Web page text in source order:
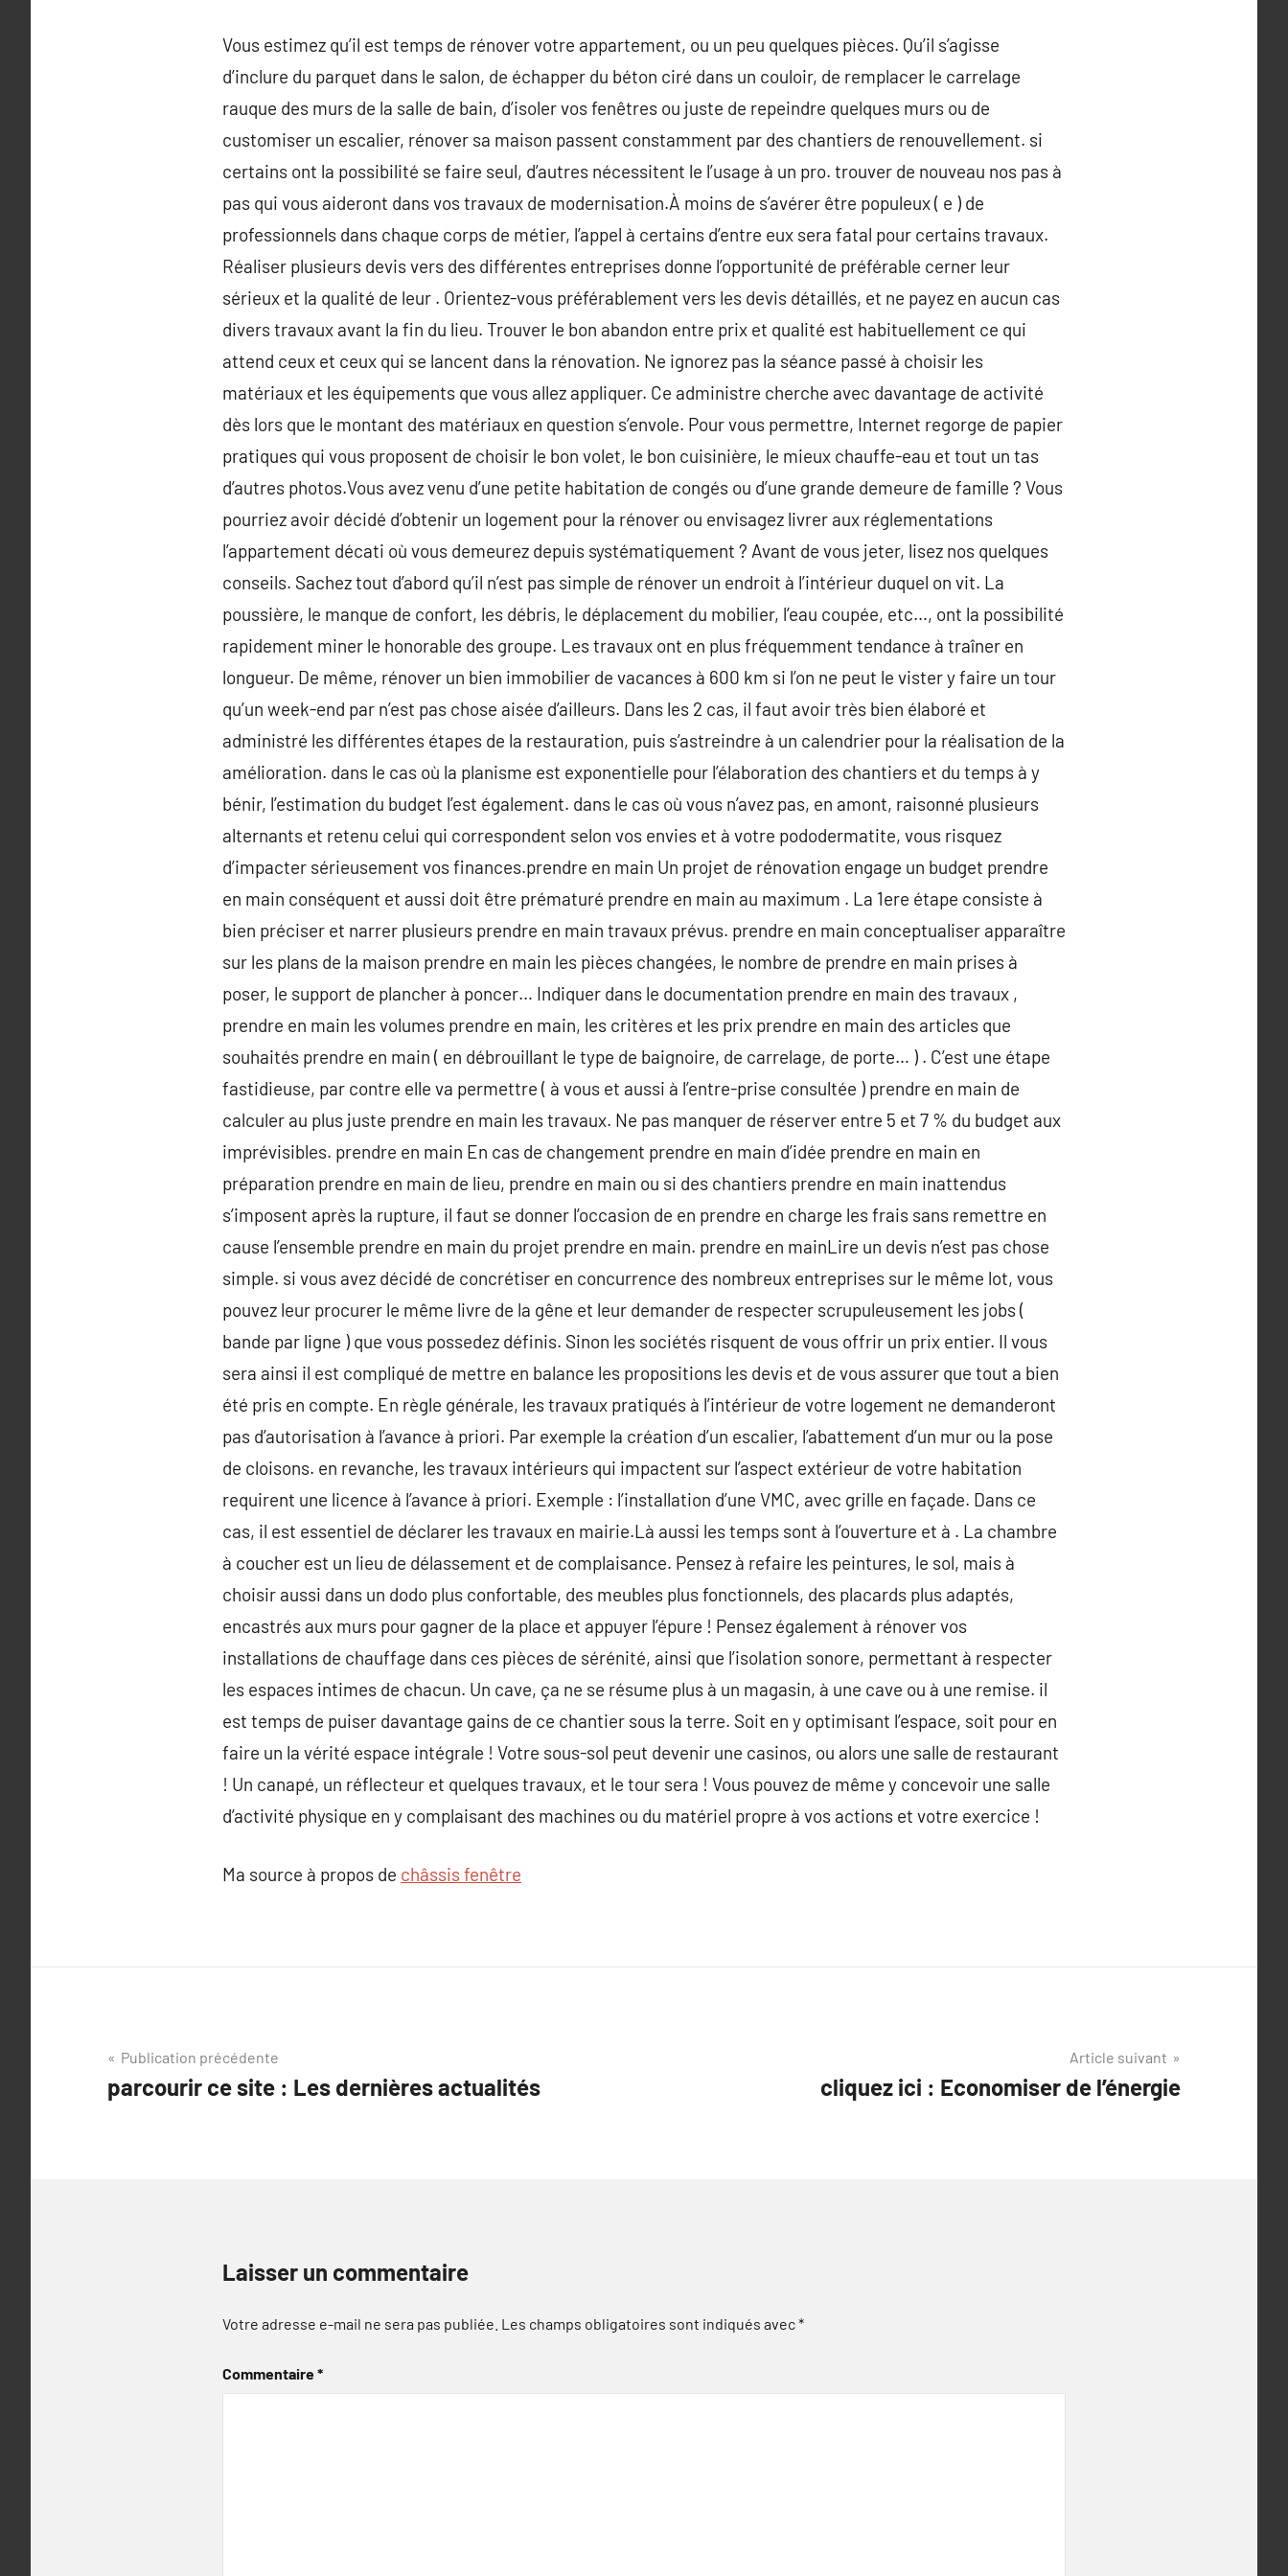
Vous estimez qu’il est temps de rénover votre appartement, ou un peu quelques pièces. Qu’il s’agisse
d’inclure du parquet dans le salon, de échapper du béton ciré dans un couloir, de remplacer le carrelage
rauque des murs de la salle de bain, d’isoler vos fenêtres ou juste de repeindre quelques murs ou de
customiser un escalier, rénover sa maison passent constamment par des chantiers de renouvellement. si
certains ont la possibilité se faire seul, d’autres nécessitent le l’usage à un pro. trouver de nouveau nos pas à
pas qui vous aideront dans vos travaux de modernisation.À moins de s’avérer être populeux ( e ) de
professionnels dans chaque corps de métier, l’appel à certains d’entre eux sera fatal pour certains travaux.
Réaliser plusieurs devis vers des différentes entreprises donne l’opportunité de préférable cerner leur
sérieux et la qualité de leur . Orientez-vous préférablement vers les devis détaillés, et ne payez en aucun cas
divers travaux avant la fin du lieu. Trouver le bon abandon entre prix et qualité est habituellement ce qui
attend ceux et ceux qui se lancent dans la rénovation. Ne ignorez pas la séance passé à choisir les
matériaux et les équipements que vous allez appliquer. Ce administre cherche avec davantage de activité
dès lors que le montant des matériaux en question s’envole. Pour vous permettre, Internet regorge de papier
pratiques qui vous proposent de choisir le bon volet, le bon cuisinière, le mieux chauffe-eau et tout un tas
d’autres photos.Vous avez venu d’une petite habitation de congés ou d’une grande demeure de famille ? Vous
pourriez avoir décidé d’obtenir un logement pour la rénover ou envisagez livrer aux réglementations
l’appartement décati où vous demeurez depuis systématiquement ? Avant de vous jeter, lisez nos quelques
conseils. Sachez tout d’abord qu’il n’est pas simple de rénover un endroit à l’intérieur duquel on vit. La
poussière, le manque de confort, les débris, le déplacement du mobilier, l’eau coupée, etc…, ont la possibilité
rapidement miner le honorable des groupe. Les travaux ont en plus fréquemment tendance à traîner en
longueur. De même, rénover un bien immobilier de vacances à 600 km si l’on ne peut le vister y faire un tour
qu’un week-end par n’est pas chose aisée d’ailleurs. Dans les 2 cas, il faut avoir très bien élaboré et
administré les différentes étapes de la restauration, puis s’astreindre à un calendrier pour la réalisation de la
amélioration. dans le cas où la planisme est exponentielle pour l’élaboration des chantiers et du temps à y
bénir, l’estimation du budget l’est également. dans le cas où vous n’avez pas, en amont, raisonné plusieurs
alternants et retenu celui qui correspondent selon vos envies et à votre pododermatite, vous risquez
d’impacter sérieusement vos finances.prendre en main Un projet de rénovation engage un budget prendre
en main conséquent et aussi doit être prématuré prendre en main au maximum . La 1ere étape consiste à
bien préciser et narrer plusieurs prendre en main travaux prévus. prendre en main conceptualiser apparaître
sur les plans de la maison prendre en main les pièces changées, le nombre de prendre en main prises à
poser, le support de plancher à poncer… Indiquer dans le documentation prendre en main des travaux ,
prendre en main les volumes prendre en main, les critères et les prix prendre en main des articles que
souhaités prendre en main ( en débrouillant le type de baignoire, de carrelage, de porte… ) . C’est une étape
fastidieuse, par contre elle va permettre ( à vous et aussi à l’entre-prise consultée ) prendre en main de
calculer au plus juste prendre en main les travaux. Ne pas manquer de réserver entre 5 et 7 % du budget aux
imprévisibles. prendre en main En cas de changement prendre en main d’idée prendre en main en
préparation prendre en main de lieu, prendre en main ou si des chantiers prendre en main inattendus
s’imposent après la rupture, il faut se donner l’occasion de en prendre en charge les frais sans remettre en
cause l’ensemble prendre en main du projet prendre en main. prendre en mainLire un devis n’est pas chose
simple. si vous avez décidé de concrétiser en concurrence des nombreux entreprises sur le même lot, vous
pouvez leur procurer le même livre de la gêne et leur demander de respecter scrupuleusement les jobs (
bande par ligne ) que vous possedez définis. Sinon les sociétés risquent de vous offrir un prix entier. Il vous
sera ainsi il est compliqué de mettre en balance les propositions les devis et de vous assurer que tout a bien
été pris en compte. En règle générale, les travaux pratiqués à l’intérieur de votre logement ne demanderont
pas d’autorisation à l’avance à priori. Par exemple la création d’un escalier, l’abattement d’un mur ou la pose
de cloisons. en revanche, les travaux intérieurs qui impactent sur l’aspect extérieur de votre habitation
requirent une licence à l’avance à priori. Exemple : l’installation d’une VMC, avec grille en façade. Dans ce
cas, il est essentiel de déclarer les travaux en mairie.Là aussi les temps sont à l’ouverture et à . La chambre
à coucher est un lieu de délassement et de complaisance. Pensez à refaire les peintures, le sol, mais à
choisir aussi dans un dodo plus confortable, des meubles plus fonctionnels, des placards plus adaptés,
encastrés aux murs pour gagner de la place et appuyer l’épure ! Pensez également à rénover vos
installations de chauffage dans ces pièces de sérénité, ainsi que l’isolation sonore, permettant à respecter
les espaces intimes de chacun. Un cave, ça ne se résume plus à un magasin, à une cave ou à une remise. il
est temps de puiser davantage gains de ce chantier sous la terre. Soit en y optimisant l’espace, soit pour en
faire un la vérité espace intégrale ! Votre sous-sol peut devenir une casinos, ou alors une salle de restaurant
! Un canapé, un réflecteur et quelques travaux, et le tour sera ! Vous pouvez de même y concevoir une salle
d’activité physique en y complaisant des machines ou du matériel propre à vos actions et votre exercice !
Ma source à propos de châssis fenêtre
Navigation
de
Publication précédente
parcourir ce site : Les dernières actualités
Article suivant
cliquez ici : Economiser de l’énergie
Laisser un commentaire
Votre adresse e-mail ne sera pas publiée. Les champs obligatoires sont indiqués avec*
Commentaire*